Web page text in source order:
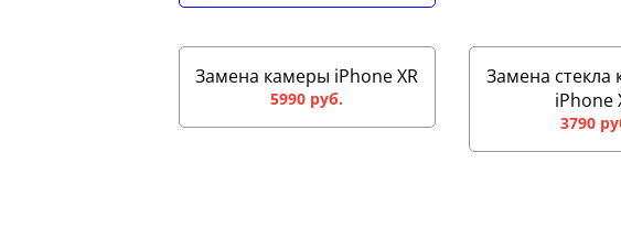
Замена камеры iPhone XR
5990 руб.
Замена стекла
iPhone
3790